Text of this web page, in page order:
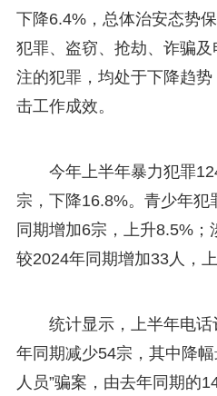
下降6.4%，总体治安态势
犯罪、盗窃、抢劫、诈骗
注的犯罪，均处于下降趋
击工作成效。
今年上半年暴力犯罪
宗，下降16.8%。青少年
同期增加6宗，上升8.5%；
较2024年同期增加33人，上
统计显示，上半年电
年同期减少54宗，其中降
人员”骗案，由去年同期的